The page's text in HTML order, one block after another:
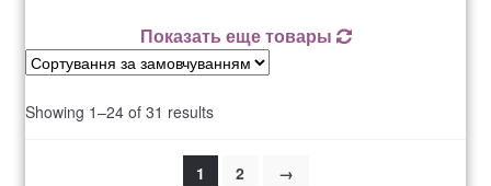
Показать еще товары
Showing 1–24 of 31 results
1 2 →